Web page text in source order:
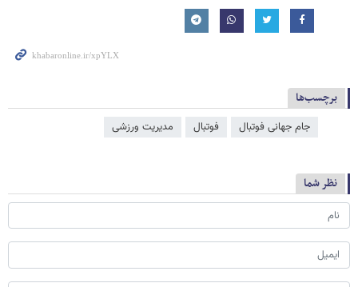
برچسب‌ها
جام جهانی فوتبال فوتبال مدیریت ورزشی
نظر شما